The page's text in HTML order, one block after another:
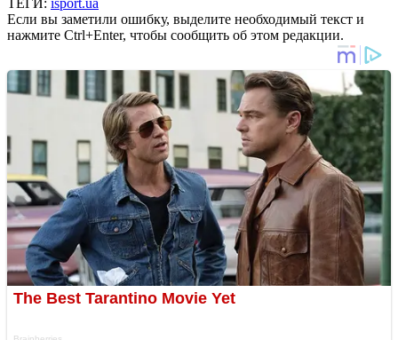
Если вы заметили ошибку, выделите необходимый текст и
нажмите Ctrl+Enter, чтобы сообщить об этом редакции.